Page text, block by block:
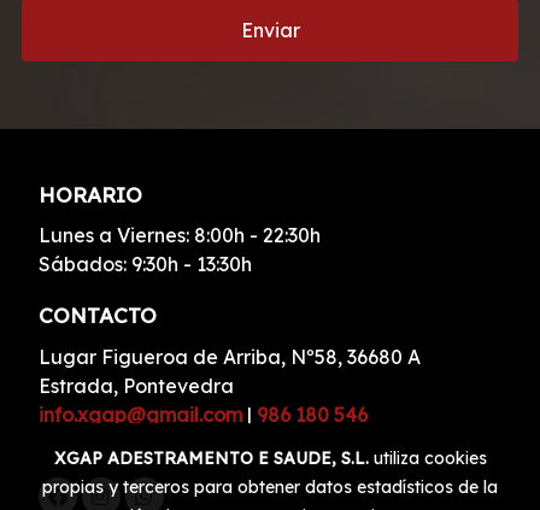
Enviar
HORARIO
Lunes a Viernes: 8:00h - 22:30h
Sábados: 9:30h - 13:30h
CONTACTO
Lugar Figueroa de Arriba, Nº58, 36680 A
Estrada, Pontevedra
info.xgap@gmail.com | 986 180 546
XGAP ADESTRAMENTO E SAUDE, S.L.utiliza cookies
propias y terceros para obtener datos estadísticos de la